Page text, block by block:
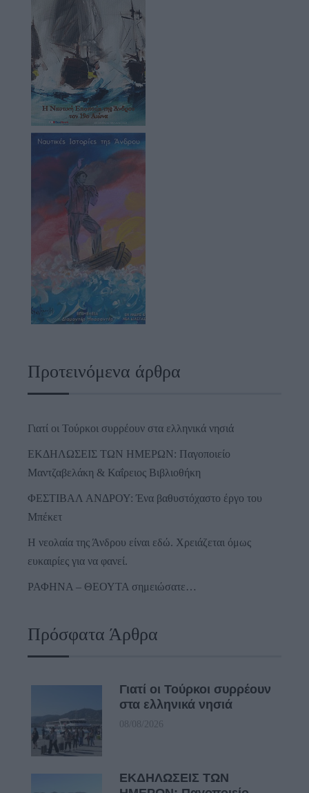
Προτεινόμενα άρθρα
Γιατί οι Τούρκοι συρρέουν στα ελληνικά νησιά
ΕΚΔΗΛΩΣΕΙΣ ΤΩΝ ΗΜΕΡΩΝ: Παγοποιείο
Μαντζαβελάκη & Καΐρειος Βιβλιοθήκη
ΦΕΣΤΙΒΑΛ ΑΝΔΡΟΥ: Ένα βαθυστόχαστο έργο του
Μπέκετ
Η νεολαία της Άνδρου είναι εδώ. Χρειάζεται όμως
ευκαιρίες για να φανεί.
ΡΑΦΗΝΑ – ΘΕΟΥΤΑ σημειώσατε…
Πρόσφατα Άρθρα
Γιατί οι Τούρκοι συρρέουν
στα ελληνικά νησιά
08/08/2026
ΕΚΔΗΛΩΣΕΙΣ ΤΩΝ